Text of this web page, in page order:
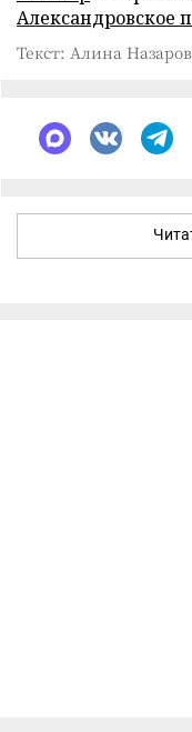
Александровское
Текст: Алина